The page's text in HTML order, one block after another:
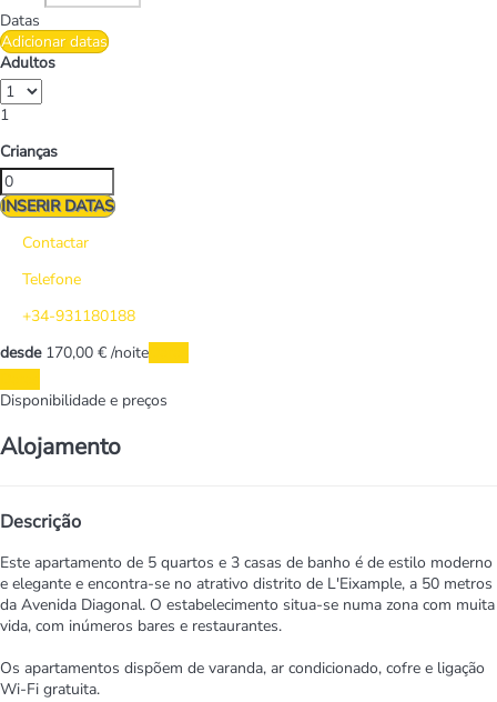
Datas
Adicionar datas
Adultos
1
Crianças
INSERIR DATAS
Contactar
Telefone
+34-931180188
desde170,00 € /noite
Disponibilidade e preços
Alojamento
Descrição
Este apartamento de 5 quartos e 3 casas de banho é de estilo moderno
e elegante e encontra-se no atrativo distrito de L'Eixample, a 50 metros
da Avenida Diagonal. O estabelecimento situa-se numa zona com muita
vida, com inúmeros bares e restaurantes.
Os apartamentos dispõem de varanda, ar condicionado, cofre e ligação
Wi-Fi gratuita.